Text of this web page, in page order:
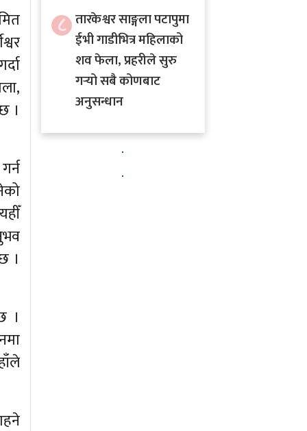
।
।
।
८ तारकेश्वर साङ्गला पटापुमा
ईभी गाडीभित्र महिलाको
शव फेला, प्रहरीले सुरु
गर्‍यो सबै कोणबाट
अनुसन्धान